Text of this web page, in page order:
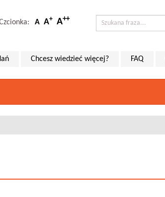
A A+ A++
Chcesz wiedzieć więcej? FAQ